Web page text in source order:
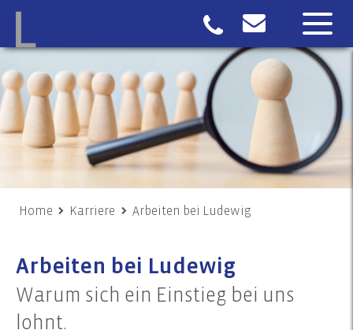
Home Karriere Arbeiten bei Ludewig
Arbeiten bei Ludewig
Warum sich ein Einstieg bei uns
lohnt.